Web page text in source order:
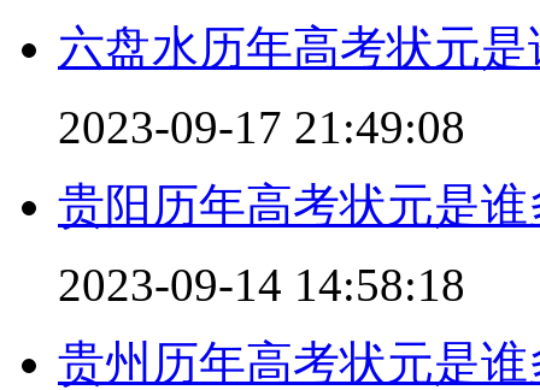
六盘水历年高考状元
2023-09-17 21:49:08
贵阳历年高考状元是
2023-09-14 14:58:18
贵州历年高考状元是